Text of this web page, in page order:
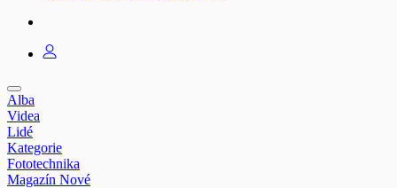
Alba
Videa
Lidé
Kategorie
Fototechnika
Magazín Nové